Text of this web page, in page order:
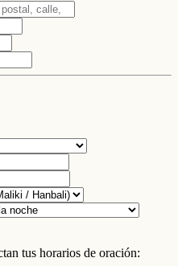
tus horarios de oración: